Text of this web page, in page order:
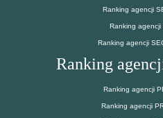
Ranking agencji
Ranking agencji
Ranking agencji
Ranking
Ranking agencji
Ranking agencji